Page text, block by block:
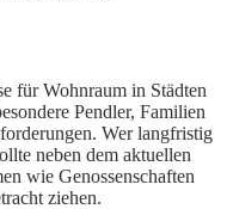
für Wohnraum in Städten
Pendler, Familien
Wer langfristig
neben dem aktuellen
wie Genossenschaften
ziehen.